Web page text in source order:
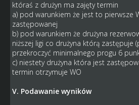
któraś z drużyn ma zajęty termin
a) pod warunkiem że jest to pierwsze
zastępowanej
b) pod warunkiem że drużyna
niższej ligi co drużyna którą zastępuje
przekroczyć minimalnego progu 6
c) niestety drużyna która jest
termin otrzymuje WO
V. Podawanie wyników